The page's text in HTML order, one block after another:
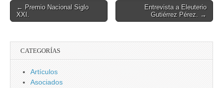
Post
navigation
← Premio Nacional Siglo
XXI.
Entrevista a Eleuterio
Gutiérrez Pérez. →
CATEGORÍAS
Artículos
Asociados